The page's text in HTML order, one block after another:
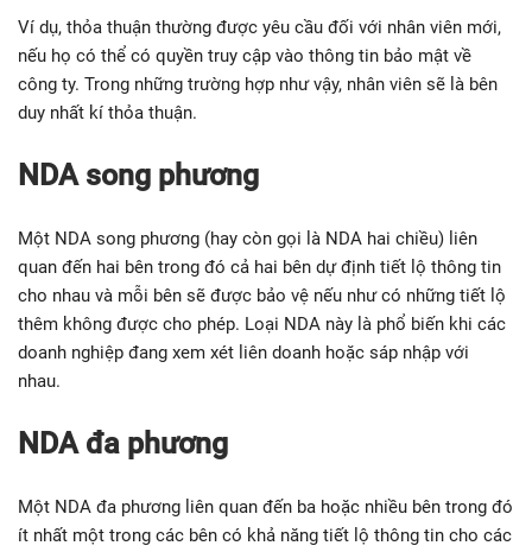
Ví dụ, thỏa thuận thường được yêu cầu đối với nhân viên mới,
nếu họ có thể có quyền truy cập vào thông tin bảo mật về
công ty. Trong những trường hợp như vậy, nhân viên sẽ là bên
duy nhất kí thỏa thuận.
NDA song phương
Một NDA song phương (hay còn gọi là NDA hai chiều) liên
quan đến hai bên trong đó cả hai bên dự định tiết lộ thông tin
cho nhau và mỗi bên sẽ được bảo vệ nếu như có những tiết lộ
thêm không được cho phép. Loại NDA này là phổ biến khi các
doanh nghiệp đang xem xét liên doanh hoặc sáp nhập với
nhau.
NDA đa phương
Một NDA đa phương liên quan đến ba hoặc nhiều bên trong đó
ít nhất một trong các bên có khả năng tiết lộ thông tin cho các